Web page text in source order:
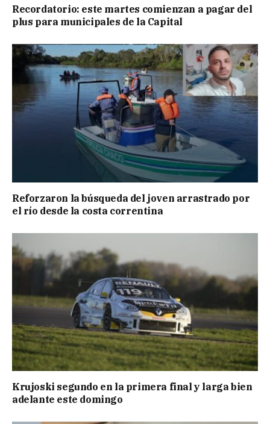
Recordatorio: este martes comienzan a pagar del
plus para municipales de la Capital
Reforzaron la búsqueda del joven arrastrado por
el río desde la costa correntina
Krujoski segundo en la primera final y larga bien
adelante este domingo